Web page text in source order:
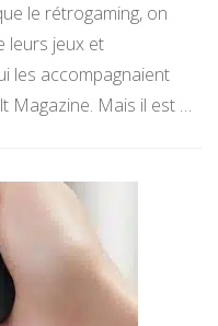
le rétrogaming, on
leurs jeux et
les accompagnaient
Magazine. Mais il est …